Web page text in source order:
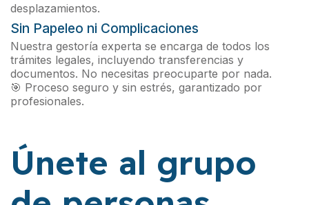
desplazamientos.
Sin Papeleo ni Complicaciones
Nuestra gestoría experta se encarga de todos los
trámites legales, incluyendo transferencias y
documentos. No necesitas preocuparte por nada.
🎯 Proceso seguro y sin estrés, garantizado por
profesionales.
Únete al grupo